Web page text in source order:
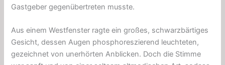
Gastgeber gegenübertreten musste.
Aus einem Westfenster ragte ein großes, schwarzbärtiges
Gesicht, dessen Augen phosphoreszierend leuchteten,
gezeichnet von unerhörten Anblicken. Doch die Stimme